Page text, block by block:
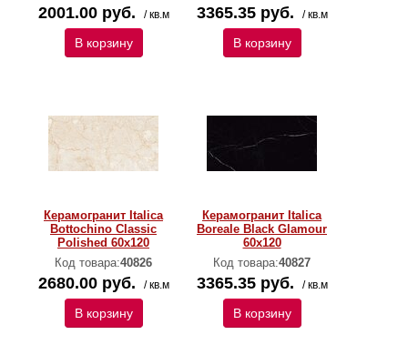
2001.00 руб. / кв.м
В корзину
3365.35 руб. / кв.м
В корзину
Керамогранит Italica
Bottochino Classic
Polished 60х120
Код товара:40826
2680.00 руб. / кв.м
В корзину
Керамогранит Italica
Boreale Black Glamour
60х120
Код товара:40827
3365.35 руб. / кв.м
В корзину